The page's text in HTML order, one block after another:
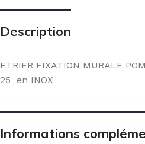
Description
ETRIER FIXATION MURALE
25 en INOX
Informations